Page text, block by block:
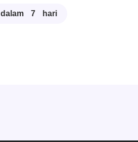
dalam 7 hari